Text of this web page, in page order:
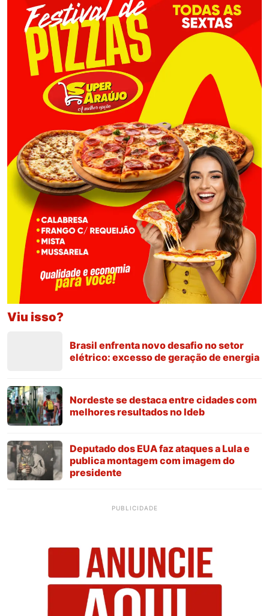
Viu isso?
Brasil enfrenta novo desafio no setor
elétrico: excesso de geração de energia
Nordeste se destaca entre cidades com
melhores resultados no Ideb
Deputado dos EUA faz ataques a Lula e
publica montagem com imagem do
presidente
PUBLICIDADE